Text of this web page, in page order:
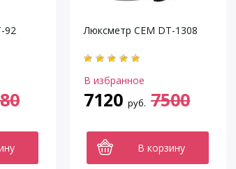
92 Люксметр CEM DT-1308
В избранное
7120 руб. 7500
В корзину